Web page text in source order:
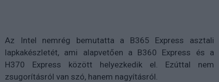
Az Intel nemrég bemutatta a B365 Express asztali
lapkakészletét, ami alapvetően a B360 Express és a
H370 Express között helyezkedik el. Ezúttal nem
zsugorításról van szó, hanem nagyításról.